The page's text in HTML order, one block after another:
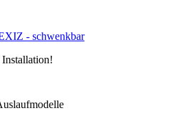
- schwenkbar